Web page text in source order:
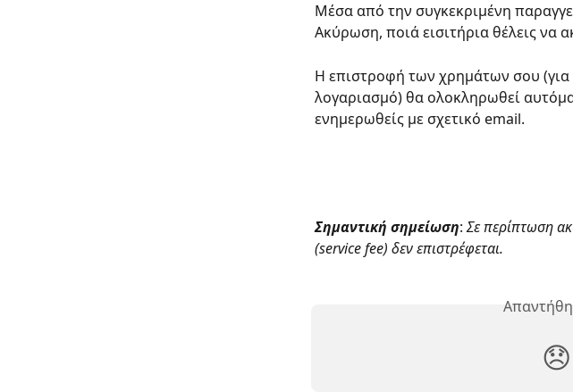
Μέσα από την συγκεκριμένη
Ακύρωση, ποιά εισιτήρια θέλεις να
Η επιστροφή των χρημάτων σου
λογαριασμό) θα ολοκληρωθεί
ενημερωθείς με σχετικό email.
Σημαντική σημείωση: Σε περίπτωση
(service fee) δεν επιστρέφεται.
😞